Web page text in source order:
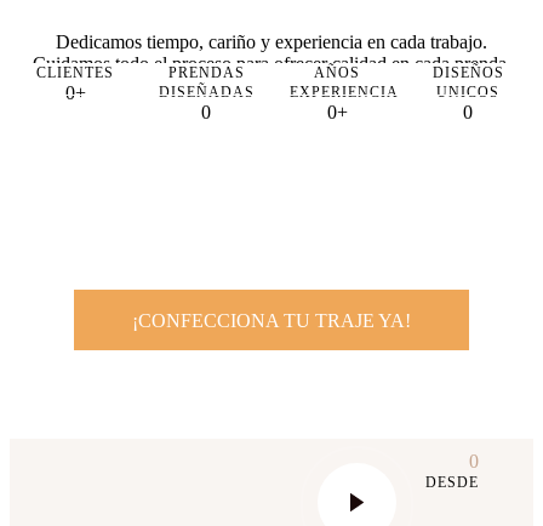
Dedicamos tiempo, cariño y experiencia en cada trabajo.
Cuidamos todo el proceso para ofrecer calidad en cada prenda.
CLIENTES
0+
PRENDAS
DISEÑADAS
0
AÑOS
EXPERIENCIA
0+
DISEÑOS
UNICOS
0
¡CONFECCIONA TU TRAJE YA!
0
DESDE